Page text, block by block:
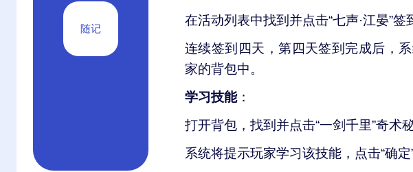
随记
在活动列表中找到并点击“七声·江晏”签
连续签到四天，第四天签到完成后，
家的背包中。
学习技能：
打开背包，找到并点击“一剑千里”奇术秘
系统将提示玩家学习该技能，点击“确定